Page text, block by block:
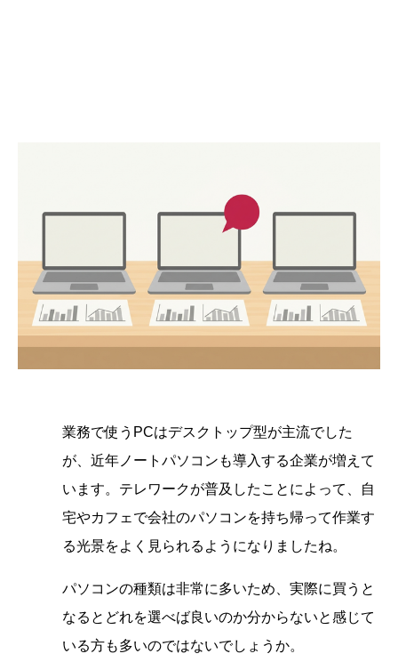
業務で使うPCはデスクトップ型が主流でした
が、近年ノートパソコンも導入する企業が増えて
います。テレワークが普及したことによって、自
宅やカフェで会社のパソコンを持ち帰って作業す
る光景をよく見られるようになりましたね。
パソコンの種類は非常に多いため、実際に買うと
なるとどれを選べば良いのか分からないと感じて
いる方も多いのではないでしょうか。